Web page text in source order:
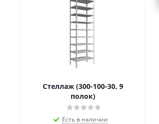
Стеллаж (300-100-30, 9
полок)
Есть в наличии